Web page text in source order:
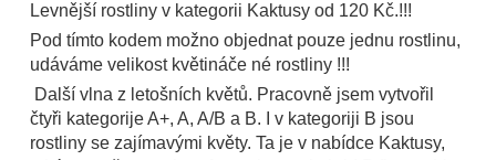
Levnější rostliny v kategorii Kaktusy od 120 Kč.!!!
Pod tímto kodem možno objednat pouze jednu rostlinu,
udáváme velikost květináče né rostliny !!!
Další vlna z letošních květů. Pracovně jsem vytvořil
čtyři kategorije A+, A, A/B a B. I v kategoriji B jsou
rostliny se zajímavými květy. Ta je v nabídce Kaktusy,